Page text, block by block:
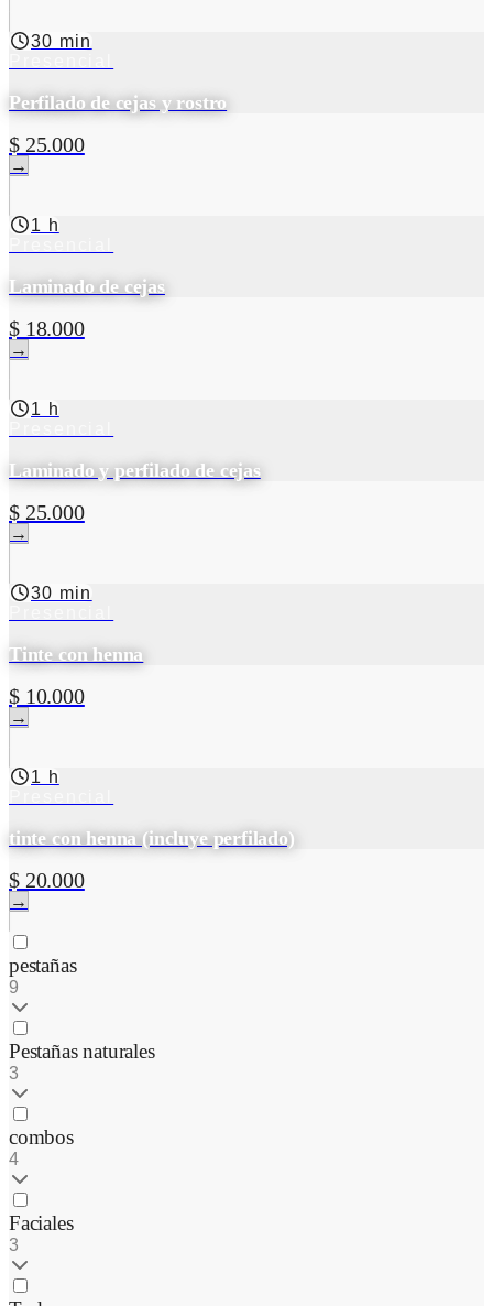
30 min
Perfilado de cejas y rostro
$ 25.000
→
1 h
Laminado de cejas
$ 18.000
→
1 h
Laminado y perfilado de cejas
$ 25.000
→
30 min
Tinte con henna
$ 10.000
→
1 h
tinte con henna (incluye perfilado)
$ 20.000
→
pestañas
9
Pestañas naturales
3
combos
4
Faciales
3